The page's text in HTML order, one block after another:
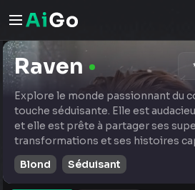
Raven
Explore le monde passionnant du
touche séduisante. Elle est
et elle est prête à partager ses
transformations et ses histoires
Blond
Séduisant